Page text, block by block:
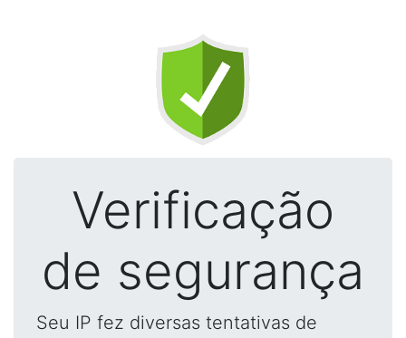
Verificação
de segurança
Seu IP fez diversas tentativas de